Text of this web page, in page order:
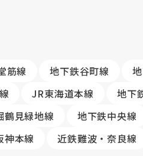
筋線 地下鉄谷町線
JR東海道本線
地下
鶴見緑地線 地下鉄中央線
神本線 近鉄難波・奈良線